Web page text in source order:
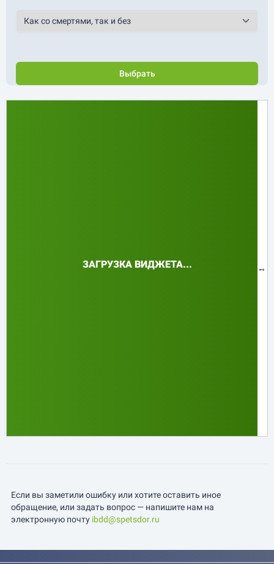
Выбрать
↔
Если вы заметили ошибку или хотите оставить иное
обращение, или задать вопрос — напишите нам на
электронную почту ibdd@spetsdor.ru